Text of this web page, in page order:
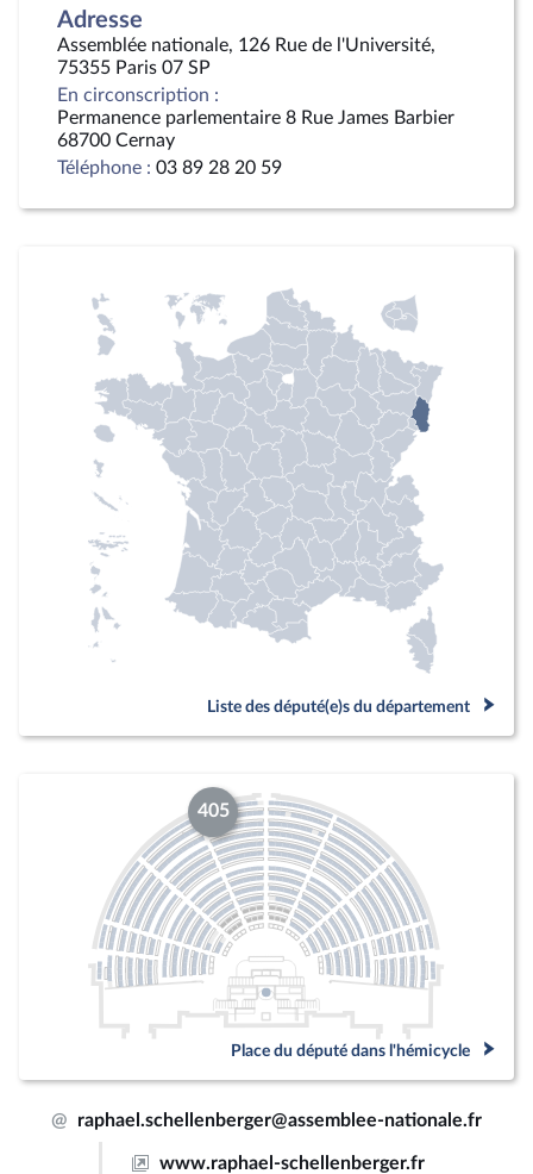
Adresse
Assemblée nationale, 126 Rue de l'Université,
75355 Paris 07 SP
En circonscription :
Permanence parlementaire 8 Rue James Barbier
68700 Cernay
Téléphone : 03 89 28 20 59
Liste des député(e)s du département
405
Place du député dans l'hémicycle
@ raphael.schellenberger@assemblee-nationale.fr
www.raphael-schellenberger.fr